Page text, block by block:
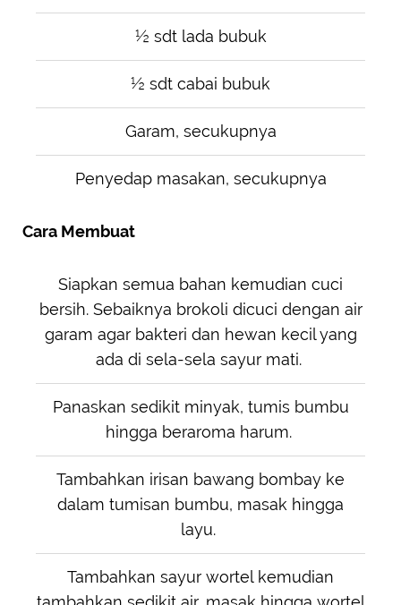
½ sdt lada bubuk
½ sdt cabai bubuk
Garam, secukupnya
Penyedap masakan, secukupnya
Cara Membuat
Siapkan semua bahan kemudian cuci
bersih. Sebaiknya brokoli dicuci dengan air
garam agar bakteri dan hewan kecil yang
ada di sela-sela sayur mati.
Panaskan sedikit minyak, tumis bumbu
hingga beraroma harum.
Tambahkan irisan bawang bombay ke
dalam tumisan bumbu, masak hingga
layu.
Tambahkan sayur wortel kemudian